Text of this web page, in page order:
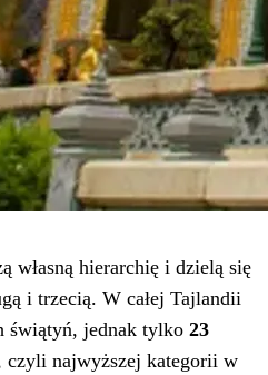
własną hierarchię i dzielą się
i trzecią. W całej Tajlandii
świątyń, jednak tylko 23
czyli najwyższej kategorii w